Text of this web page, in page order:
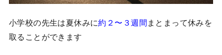
小学校の先生は夏休みに約２〜３週間 まとまって休みを
取ることができます